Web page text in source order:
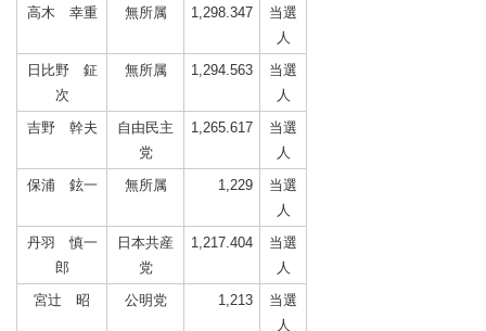
高木 幸重
無所属 1,298.347
当選
人
日比野 鉦
次
無所属 1,294.563
当選
人
吉野 幹夫
自由民主
党
1,265.617
当選
人
保浦 鉉一
無所属 1,229
当選
人
丹羽 慎一
郎
日本共産
党
1,217.404
当選
人
宮辻 昭
公明党 1,213
当選
人